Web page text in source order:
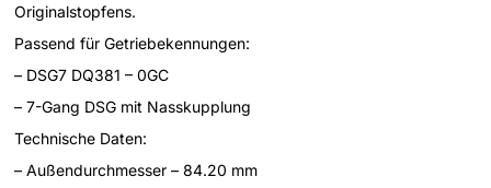
Originalstopfens.
Passend für Getriebekennungen:
– DSG7 DQ381 – 0GC
– 7-Gang DSG mit Nasskupplung
Technische Daten:
– Außendurchmesser – 84.20 mm